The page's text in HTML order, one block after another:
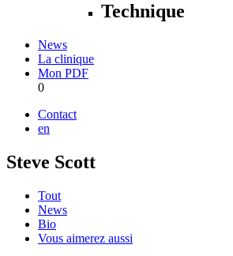
Technique
News
La clinique
Mon PDF
0
Contact
en
Steve Scott
Tout
News
Bio
Vous aimerez aussi